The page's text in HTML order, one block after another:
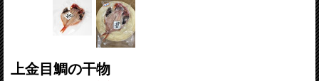
上金目鯛の干物